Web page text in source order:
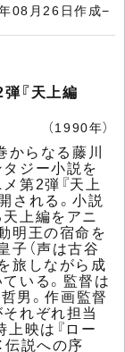
08月26日作成−
『天上編
（1990年）
からなる藤川
ジー小説を
第2弾『天上
される。小説
上編をアニ
明王の宿命を
子（声は古谷
旅しながら成
いる。監督は
男。作画監督
れぞれ担当
上映は『ロー
説への序